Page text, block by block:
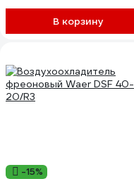
В корзину
-15%